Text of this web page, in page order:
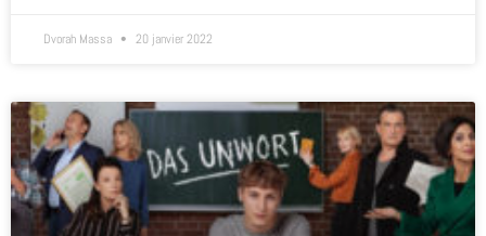
Dvorah Massa 20 janvier 2022